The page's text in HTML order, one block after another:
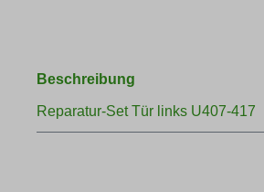
Beschreibung
Reparatur-Set Tür links U407-417